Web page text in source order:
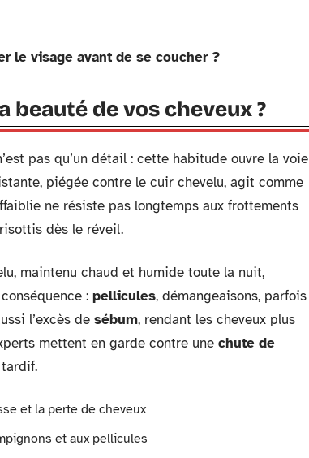
le visage avant de se coucher ?
beauté de vos cheveux ?
pas qu’un détail : cette habitude ouvre la voie
piégée contre le cuir chevelu, agit comme
ne résiste pas longtemps aux frottements
dès le réveil.
maintenu chaud et humide toute la nuit,
: pellicules, démangeaisons, parfois
l’excès de sébum, rendant les cheveux plus
mettent en garde contre une chute de
et la perte de cheveux
et aux pellicules